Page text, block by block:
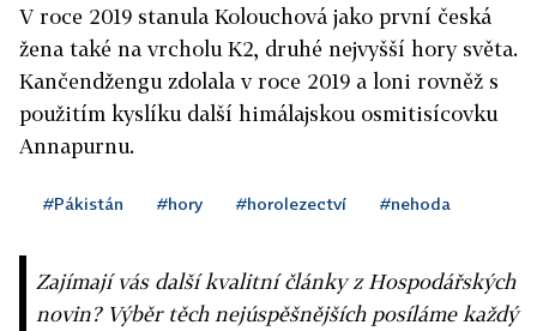
V roce 2019 stanula Kolouchová jako první česká
žena také na vrcholu K2, druhé nejvyšší hory světa.
Kančendžengu zdolala v roce 2019 a loni rovněž s
použitím kyslíku další himálajskou osmitisícovku
Annapurnu.
#Pákistán #hory #horolezectví #nehoda
Zajímají vás další kvalitní články z Hospodářských
novin? Výběr těch nejúspěšnějších posíláme každý